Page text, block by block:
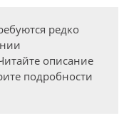
редко
описание
подробности